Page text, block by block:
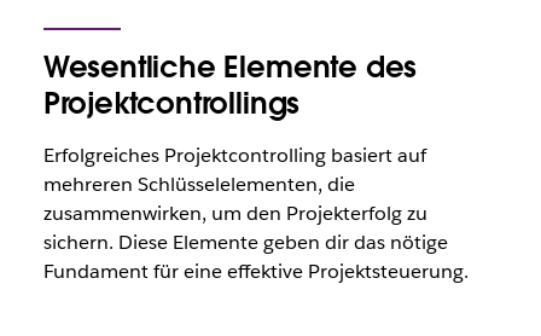
Wesentliche Elemente des
Projektcontrollings
Erfolgreiches Projektcontrolling basiert auf
mehreren Schlüsselelementen, die
zusammenwirken, um den Projekterfolg zu
sichern. Diese Elemente geben dir das nötige
Fundament für eine effektive Projektsteuerung.